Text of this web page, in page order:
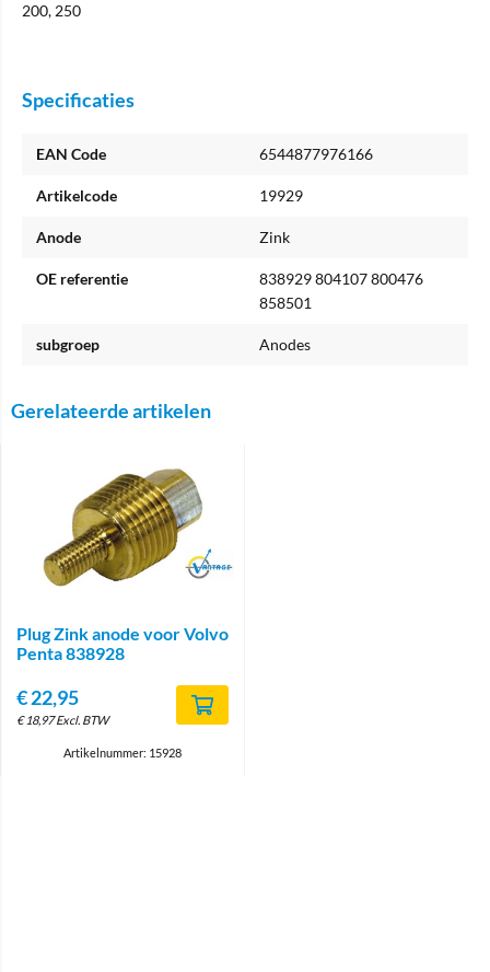
200, 250
Specificaties
EAN Code 6544877976166
Artikelcode 19929
Anode Zink
OE referentie
838929 804107 800476
858501
subgroep Anodes
Gerelateerde artikelen
Brand
Plug Zink anode voor Volvo
Penta 838928
€22,95
€18,97 Excl. BTW
Artikelnummer: 15928